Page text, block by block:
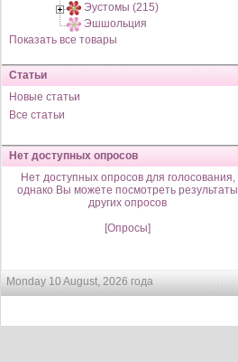
Эустомы (215)
Эшшольция
Показать все товары
Статьи
Новые статьи
Все статьи
Нет доступных опросов
Нет доступных опросов для голосования,
однако Вы можете посмотреть результаты
других опросов
[Опросы]
Monday 10 August, 2026 года